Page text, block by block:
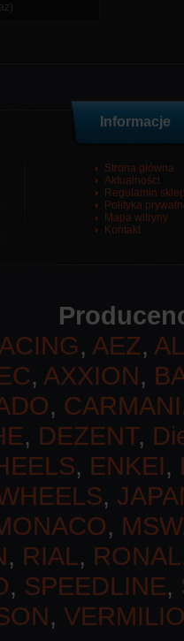
Informacje
Strona główna
Aktualności
Regulamin
Polityka
Mapa witryny
Kontakt
, AEZ,
, AXXION,
, CARMANI
, DEZENT,
, ENKEI,
,
, MSW
, RIAL, RONAL
, SPEEDLINE,
,